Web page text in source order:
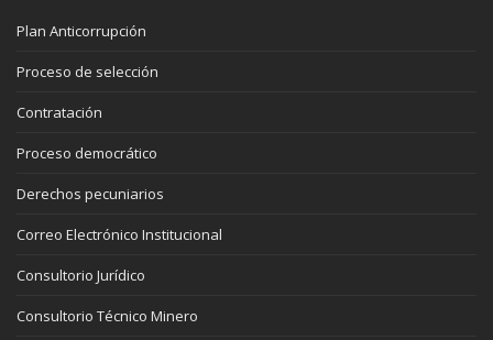
Plan Anticorrupción
Proceso de selección
Contratación
Proceso democrático
Derechos pecuniarios
Correo Electrónico Institucional
Consultorio Jurídico
Consultorio Técnico Minero